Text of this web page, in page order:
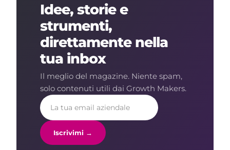
Idee, storie e
strumenti,
direttamente nella
tua inbox
Il meglio del magazine. Niente spam,
solo contenuti utili dai Growth Makers.
Iscrivimi →